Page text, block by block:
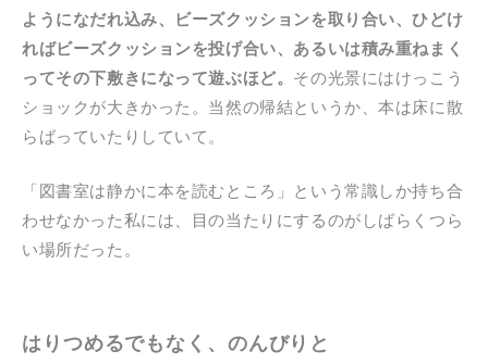
ようになだれ込み、ビーズクッションを取り合い、ひどけ
ればビーズクッションを投げ合い、あるいは積み重ねまく
ってその下敷きになって遊ぶほど。 その光景にはけっこう
ショックが大きかった。当然の帰結というか、本は床に散
らばっていたりしていて。
「図書室は静かに本を読むところ」という常識しか持ち合
わせなかった私には、目の当たりにするのがしばらくつら
い場所だった。
はりつめるでもなく、のんびりと